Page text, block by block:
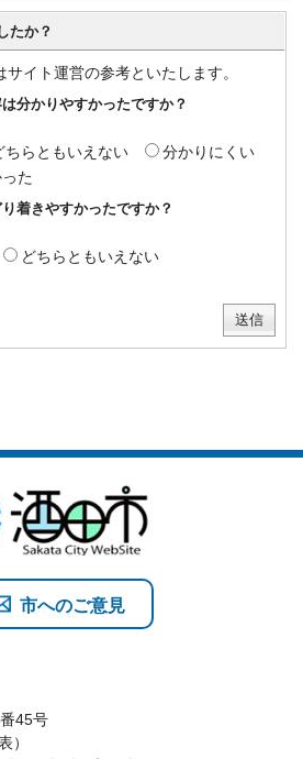
たか？
イト運営の参考といたします。
分かりやすかったですか？
ちらともいえない
分かりにくい
た
着きやすかったですか？
どちらともいえない
45号
）
市へのご意見